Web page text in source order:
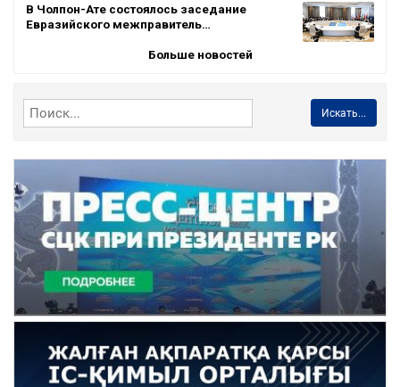
В Чолпон-Ате состоялось заседание
Евразийского межправитель…
Больше новостей
Искать...